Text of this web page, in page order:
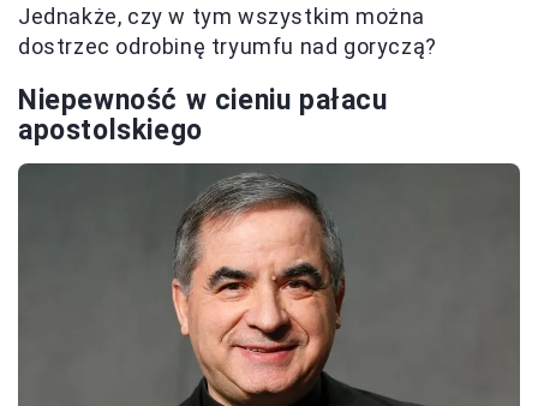
Jednakże, czy w tym wszystkim można
dostrzec odrobinę tryumfu nad goryczą?
Niepewność w cieniu pałacu
apostolskiego